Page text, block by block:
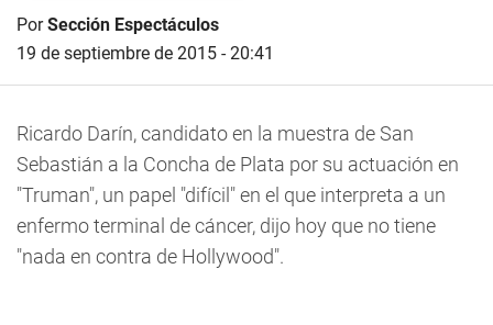
PorSección Espectáculos
19 de septiembre de 2015 - 20:41
Ricardo Darín, candidato en la muestra de San
Sebastián a la Concha de Plata por su actuación en
"Truman", un papel "difícil" en el que interpreta a un
enfermo terminal de cáncer, dijo hoy que no tiene
"nada en contra de Hollywood".